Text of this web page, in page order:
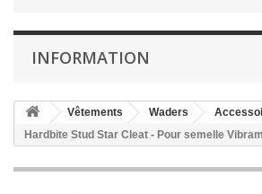
INFORMATION
Vêtements Waders
Hardbite Stud Star Cleat - Pour semelle